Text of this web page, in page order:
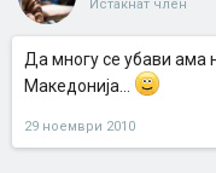
Истакнат член
Да многу се убави ама
Македонија...
29 ноември 2010